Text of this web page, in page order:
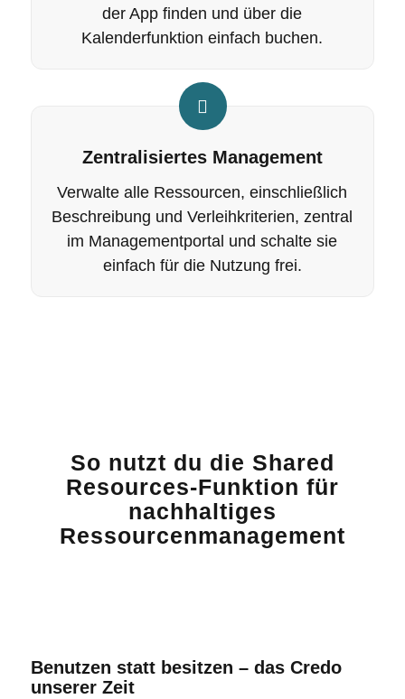
der App finden und über die
Kalenderfunktion einfach buchen.
Zentralisiertes Management
Verwalte alle Ressourcen, einschließlich
Beschreibung und Verleihkriterien, zentral
im Managementportal und schalte sie
einfach für die Nutzung frei.
So nutzt du die Shared
Resources-Funktion für
nachhaltiges
Ressourcenmanagement
Benutzen statt besitzen – das Credo
unserer Zeit